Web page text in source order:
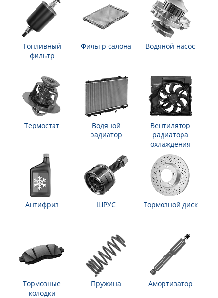
Топливный
фильтр
Фильтр салона Водяной насос
Термостат
Водяной
радиатор
Вентилятор
радиатора
охлаждения
Антифриз ШРУС Тормозной диск
Тормозные
колодки
Пружина Амортизатор